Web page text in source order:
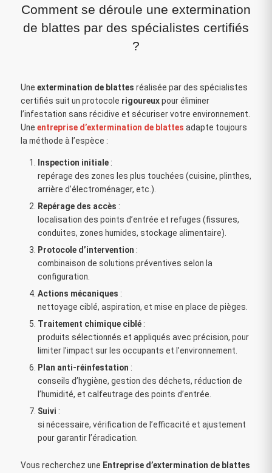
Comment se déroule une extermination
de blattes par des spécialistes certifiés
?
Une extermination de blattes réalisée par des spécialistes
certifiés suit un protocole rigoureuxpour éliminer
l’infestation sans récidive et sécuriser votre environnement.
Une entreprise d’extermination de blattes adapte toujours
la méthode à l’espèce :
Inspection initiale :
repérage des zones les plus touchées (cuisine, plinthes,
arrière d’électroménager, etc.).
Repérage des accès :
localisation des points d’entrée et refuges (fissures,
conduites, zones humides, stockage alimentaire).
Protocole d’intervention :
combinaison de solutions préventives selon la
configuration.
Actions mécaniques :
nettoyage ciblé, aspiration, et mise en place de pièges.
Traitement chimique ciblé :
produits sélectionnés et appliqués avec précision, pour
limiter l’impact sur les occupants et l’environnement.
Plan anti-réinfestation :
conseils d’hygiène, gestion des déchets, réduction de
l’humidité, et calfeutrage des points d’entrée.
Suivi :
si nécessaire, vérification de l’efficacité et ajustement
pour garantir l’éradication.
Vous recherchez une Entreprise d’extermination de blattes